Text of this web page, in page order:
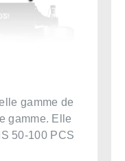
gamme de
gamme. Elle
50-100 PCS